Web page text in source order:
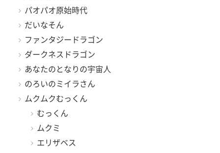
パオパオ原始時代
だいなそん
ファンタジードラゴン
ダークネスドラゴン
あなたのとなりの宇宙人
のろいのミイラさん
ムクムクむっくん
むっくん
ムクミ
エリザベス